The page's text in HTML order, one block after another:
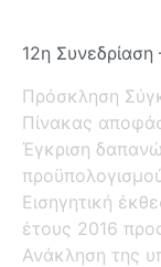
12η
Πρόσκληση
Πίνακας
Έγκριση
Εισηγητική
έτους 2016
Ανάκληση της